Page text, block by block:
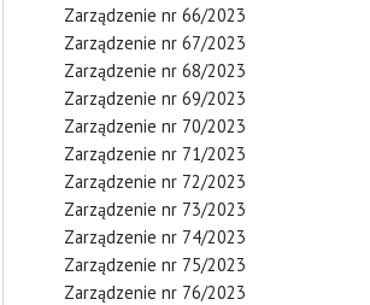
Zarządzenie nr 66/2023
Zarządzenie nr 67/2023
Zarządzenie nr 68/2023
Zarządzenie nr 69/2023
Zarządzenie nr 70/2023
Zarządzenie nr 71/2023
Zarządzenie nr 72/2023
Zarządzenie nr 73/2023
Zarządzenie nr 74/2023
Zarządzenie nr 75/2023
Zarządzenie nr 76/2023